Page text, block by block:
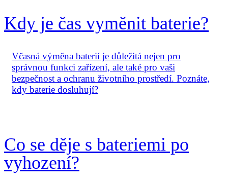
Kdy je čas vyměnit baterie?
Včasná výměna baterií je důležitá nejen pro
správnou funkci zařízení, ale také pro vaši
bezpečnost a ochranu životního prostředí. Poznáte,
kdy baterie dosluhují?
Co se děje s bateriemi po
vyhození?